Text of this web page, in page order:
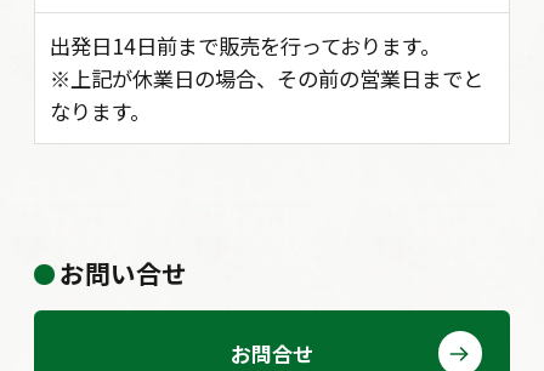
出発日14日前まで販売を行っております。
※上記が休業日の場合、その前の営業日までと
なります。
お問い合せ
お問合せ